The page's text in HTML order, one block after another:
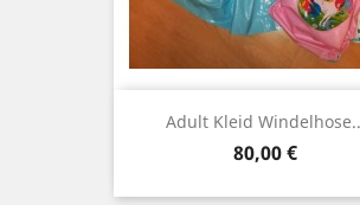
Adult Kleid
Preis
80,00 €